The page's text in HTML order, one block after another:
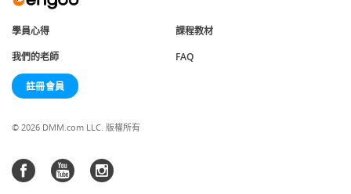
學員心得
課程教材
我們的老師
FAQ
註冊會員
© 2026 DMM.com LLC. 版權所有